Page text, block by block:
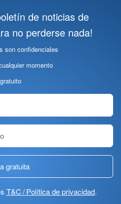
de noticias de
no perderse nada!
son confidenciales
momento
gratuita
T&C / Política de privacidad.